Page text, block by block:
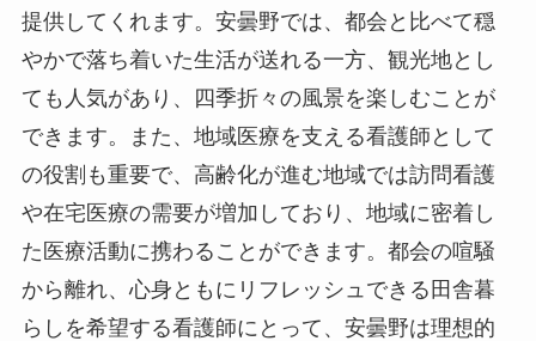
提供してくれます。安曇野では、都会と比べて穏
やかで落ち着いた生活が送れる一方、観光地とし
ても人気があり、四季折々の風景を楽しむことが
できます。また、地域医療を支える看護師として
の役割も重要で、高齢化が進む地域では訪問看護
や在宅医療の需要が増加しており、地域に密着し
た医療活動に携わることができます。都会の喧騒
から離れ、心身ともにリフレッシュできる田舎暮
らしを希望する看護師にとって、安曇野は理想的